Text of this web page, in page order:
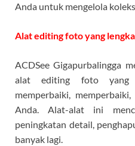
Anda untuk mengelola
Alat editing foto yang
ACDSee Gigapurbalingga
alat editing foto yang
memperbaiki,
Anda. Alat-alat ini
peningkatan detail,
banyak lagi.